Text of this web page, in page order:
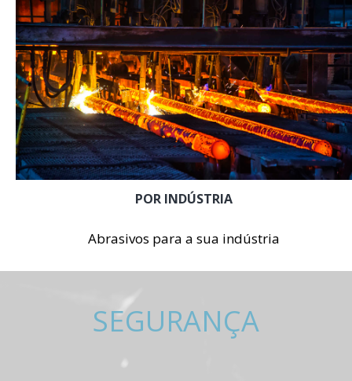
POR INDÚSTRIA
Abrasivos para a sua indústria
SEGURANÇA